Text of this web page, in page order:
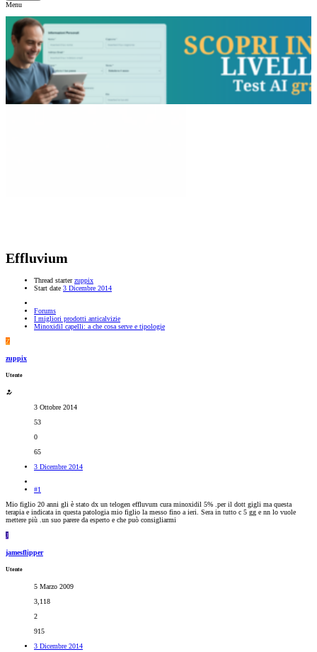
Menu
Effluvium
Thread starter zuppix
Start date 3 Dicembre 2014
Forums
I migliori prodotti anticalvizie
Minoxidil capelli: a che cosa serve e tipologie
Z
zuppix
Utente
3 Ottobre 2014
53
0
65
3 Dicembre 2014
#1
Mio figlio 20 anni gli è stato dx un telogen effluvum cura minoxidil 5% .per il dott gigli ma questa
terapia e indicata in questa patologia mio figlio la messo fino a ieri. Sera in tutto c 5 gg e nn lo vuole
mettere più .un suo parere da esperto e che può consigliarmi
J
jamesflipper
Utente
5 Marzo 2009
3,118
2
915
3 Dicembre 2014